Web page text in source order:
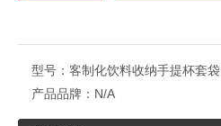
型号： 客制化饮料收纳手提杯套袋
产品品牌： N/A